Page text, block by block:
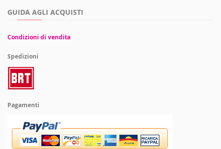
GUIDA AGLI ACQUISTI
Condizioni di vendita
Spedizioni
Pagamenti